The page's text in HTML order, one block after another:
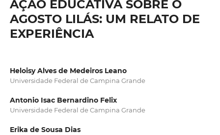
AÇÃO EDUCATIVA SOBRE O
AGOSTO LILÁS: UM RELATO DE
EXPERIÊNCIA
Heloisy Alves de Medeiros Leano
Universidade Federal de Campina Grande
Antonio Isac Bernardino Felix
Universidade Federal de Campina Grande
Erika de Sousa Dias